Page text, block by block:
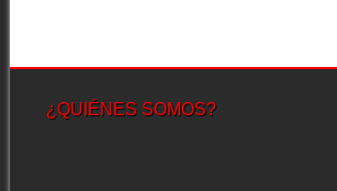
¿QUIÉNES SOMOS?